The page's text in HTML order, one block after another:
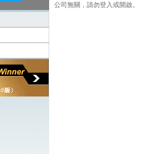
公司無關，請勿登入或開啟。